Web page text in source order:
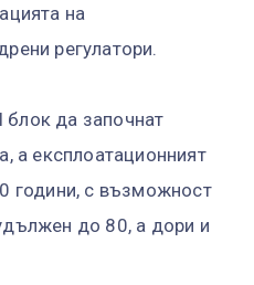
на
регулатори.
блок да започнат
а експлоатационният
години, с възможност
до 80, а дори и